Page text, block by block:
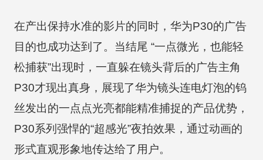
在产出保持水准的影片的同时，华为P30的广告
目的也成功达到了。当结尾 “一点微光，也能轻
松捕获”出现时，一直躲在镜头背后的广告主角
P30才现出真身，展现了华为镜头连电灯泡的钨
丝发出的一点点光亮都能精准捕捉的产品优势，
P30系列强悍的“超感光”夜拍效果，通过动画的
形式直观形象地传达给了用户。